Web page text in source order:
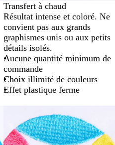
Transfert à chaud
Résultat intense et coloré. Ne
convient pas aux grands
graphismes unis ou aux petits
détails isolés.
Aucune quantité minimum de
commande
Choix illimité de couleurs
Effet plastique ferme